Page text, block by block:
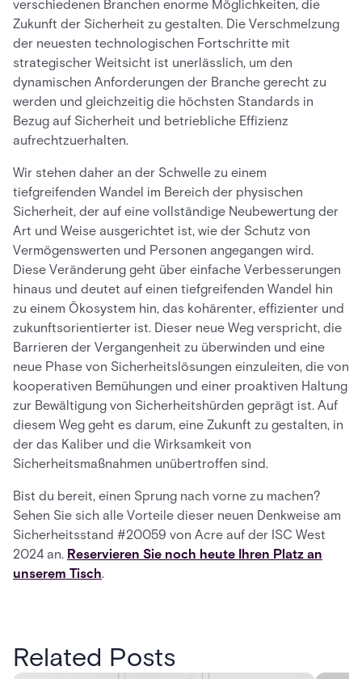
verschiedenen Branchen enorme Möglichkeiten, die
Zukunft der Sicherheit zu gestalten. Die Verschmelzung
der neuesten technologischen Fortschritte mit
strategischer Weitsicht ist unerlässlich, um den
dynamischen Anforderungen der Branche gerecht zu
werden und gleichzeitig die höchsten Standards in
Bezug auf Sicherheit und betriebliche Effizienz
aufrechtzuerhalten.
Wir stehen daher an der Schwelle zu einem
tiefgreifenden Wandel im Bereich der physischen
Sicherheit, der auf eine vollständige Neubewertung der
Art und Weise ausgerichtet ist, wie der Schutz von
Vermögenswerten und Personen angegangen wird.
Diese Veränderung geht über einfache Verbesserungen
hinaus und deutet auf einen tiefgreifenden Wandel hin
zu einem Ökosystem hin, das kohärenter, effizienter und
zukunftsorientierter ist. Dieser neue Weg verspricht, die
Barrieren der Vergangenheit zu überwinden und eine
neue Phase von Sicherheitslösungen einzuleiten, die von
kooperativen Bemühungen und einer proaktiven Haltung
zur Bewältigung von Sicherheitshürden geprägt ist. Auf
diesem Weg geht es darum, eine Zukunft zu gestalten, in
der das Kaliber und die Wirksamkeit von
Sicherheitsmaßnahmen unübertroffen sind.
Bist du bereit, einen Sprung nach vorne zu machen?
Sehen Sie sich alle Vorteile dieser neuen Denkweise am
Sicherheitsstand #20059 von Acre auf der ISC West
2024 an. Reservieren Sie noch heute Ihren Platz an
unserem Tisch.
Related Posts